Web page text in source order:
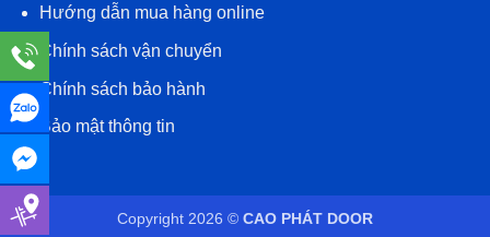
Hướng dẫn mua hàng online
Chính sách vận chuyển
Chính sách bảo hành
Bảo mật thông tin
Copyright 2026 © CAO PHÁT DOOR